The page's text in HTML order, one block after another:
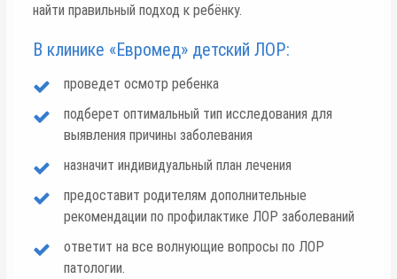
найти правильный подход к ребёнку.
В клинике «Евромед» детский ЛОР:
проведет осмотр ребенка
подберет оптимальный тип исследования для
выявления причины заболевания
назначит индивидуальный план лечения
предоставит родителям дополнительные
рекомендации по профилактике ЛОР заболеваний
ответит на все волнующие вопросы по ЛОР
патологии.